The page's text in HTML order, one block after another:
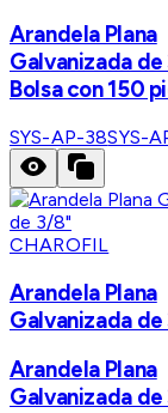
Arandela Plana
Galvanizada
Bolsa con 150
SYS-AP-38SYS-
CHAROFIL
Arandela Plana
Galvanizada
Arandela Plana
Galvanizada